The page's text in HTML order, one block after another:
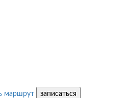
маршрут
записаться